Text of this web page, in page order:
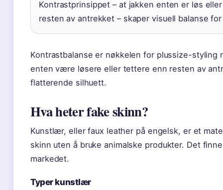
Kontrastprinsippet – at jakken enten er løs
resten av antrekket – skaper visuell balanse
Kontrastbalanse er nøkkelen for plussize-styling
enten være løsere eller tettere enn resten av
flatterende silhuett.
Hva heter fake skinn?
Kunstlær, eller faux leather på engelsk, er et
skinn uten å bruke animalske produkter. Det
markedet.
Typer kunstlær